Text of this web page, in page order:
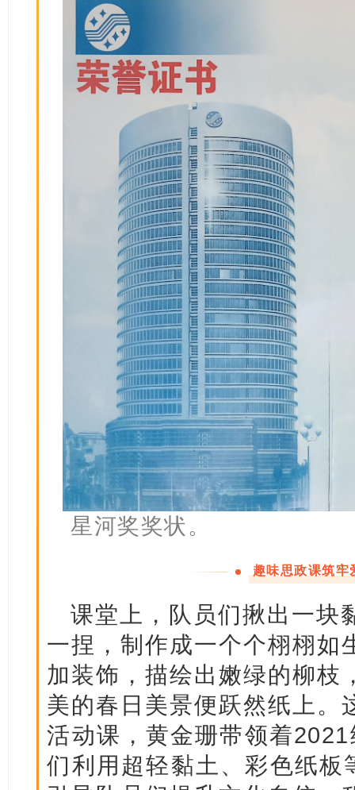
星河奖奖状。
趣味思政课筑牢
课堂上，队员们揪出一块
一捏，制作成一个个栩栩如
加装饰，描绘出嫩绿的柳枝
美的春日美景便跃然纸上。
活动课，黄金珊带领着
们利用超轻黏土、彩色纸板